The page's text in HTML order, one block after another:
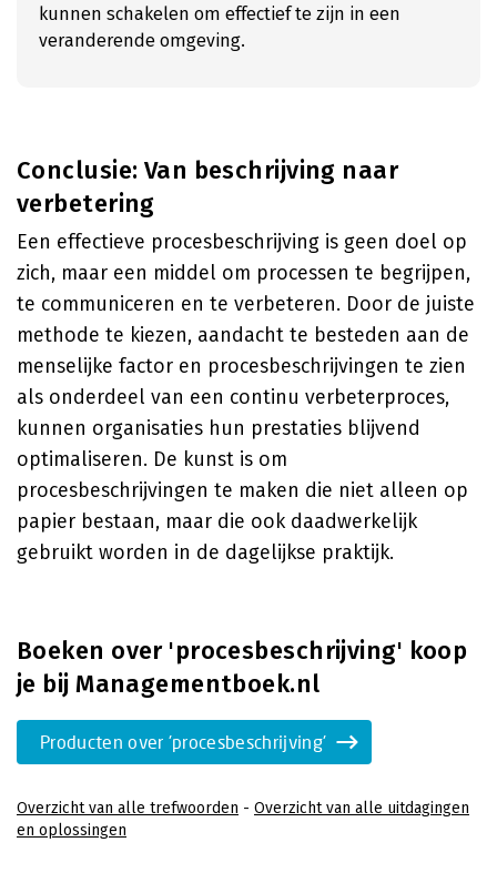
kunnen schakelen om effectief te zijn in een
veranderende omgeving.
Conclusie: Van beschrijving naar
verbetering
Een effectieve procesbeschrijving is geen doel op
zich, maar een middel om processen te begrijpen,
te communiceren en te verbeteren. Door de juiste
methode te kiezen, aandacht te besteden aan de
menselijke factor en procesbeschrijvingen te zien
als onderdeel van een continu verbeterproces,
kunnen organisaties hun prestaties blijvend
optimaliseren. De kunst is om
procesbeschrijvingen te maken die niet alleen op
papier bestaan, maar die ook daadwerkelijk
gebruikt worden in de dagelijkse praktijk.
Boeken over 'procesbeschrijving' koop
je bij Managementboek.nl
Producten over 'procesbeschrijving'
Overzicht van alle trefwoorden - Overzicht van alle uitdagingen
en oplossingen